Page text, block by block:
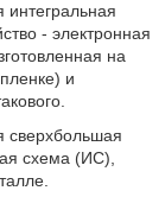
- электронная
на
и
сверхбольшая
схема (ИС),